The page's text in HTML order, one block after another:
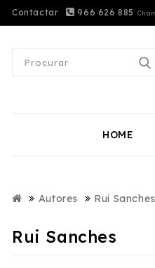
Contactar 966 626 885
HOME
Autores Rui Sanches
Rui Sanches